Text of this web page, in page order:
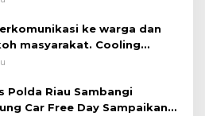
ke warga dan
masyarakat. Cooling
LK ²024 Polsek Rumbai,
Memelihara dan Menjaga
Polda Riau Sambangi
Car Free Day Sampaikan